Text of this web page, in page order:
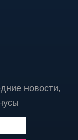
новости,